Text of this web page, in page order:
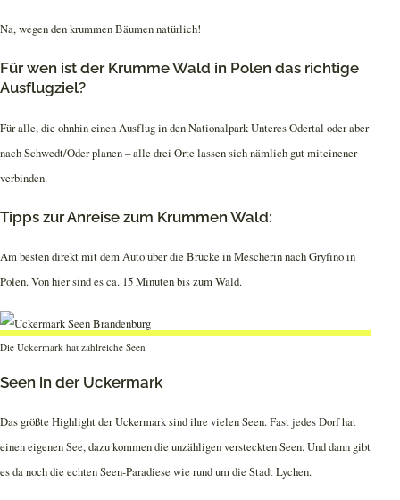
Na, wegen den krummen Bäumen natürlich!
Für wen ist der Krumme Wald in Polen das richtige
Ausflugziel?
Für alle, die ohnhin einen Ausflug in den Nationalpark Unteres Odertal oder aber
nach Schwedt/Oder planen – alle drei Orte lassen sich nämlich gut miteinener
verbinden.
Tipps zur Anreise zum Krummen Wald:
Am besten direkt mit dem Auto über die Brücke in Mescherin nach Gryfino in
Polen. Von hier sind es ca. 15 Minuten bis zum Wald.
Die Uckermark hat zahlreiche Seen
Seen in der Uckermark
Das größte Highlight der Uckermark sind ihre vielen Seen. Fast jedes Dorf hat
einen eigenen See, dazu kommen die unzähligen versteckten Seen. Und dann gibt
es da noch die echten Seen-Paradiese wie rund um die Stadt Lychen.